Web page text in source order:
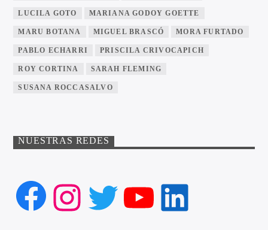
LUCILA GOTO MARIANA GODOY GOETTE
MARU BOTANA MIGUEL BRASCÓ MORA FURTADO
PABLO ECHARRI PRISCILA CRIVOCAPICH
ROY CORTINA SARAH FLEMING
SUSANA ROCCASALVO
NUESTRAS REDES
Facebook
Instagram
Twitter
YouTube
LinkedIn